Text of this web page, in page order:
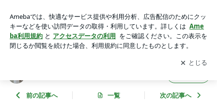
こすぞ!2026!!｣
アプリをダウンロードして ブログの更新通知
を受け取りまし
ょう。
開く
前の記事へ 一覧 次の記事へ